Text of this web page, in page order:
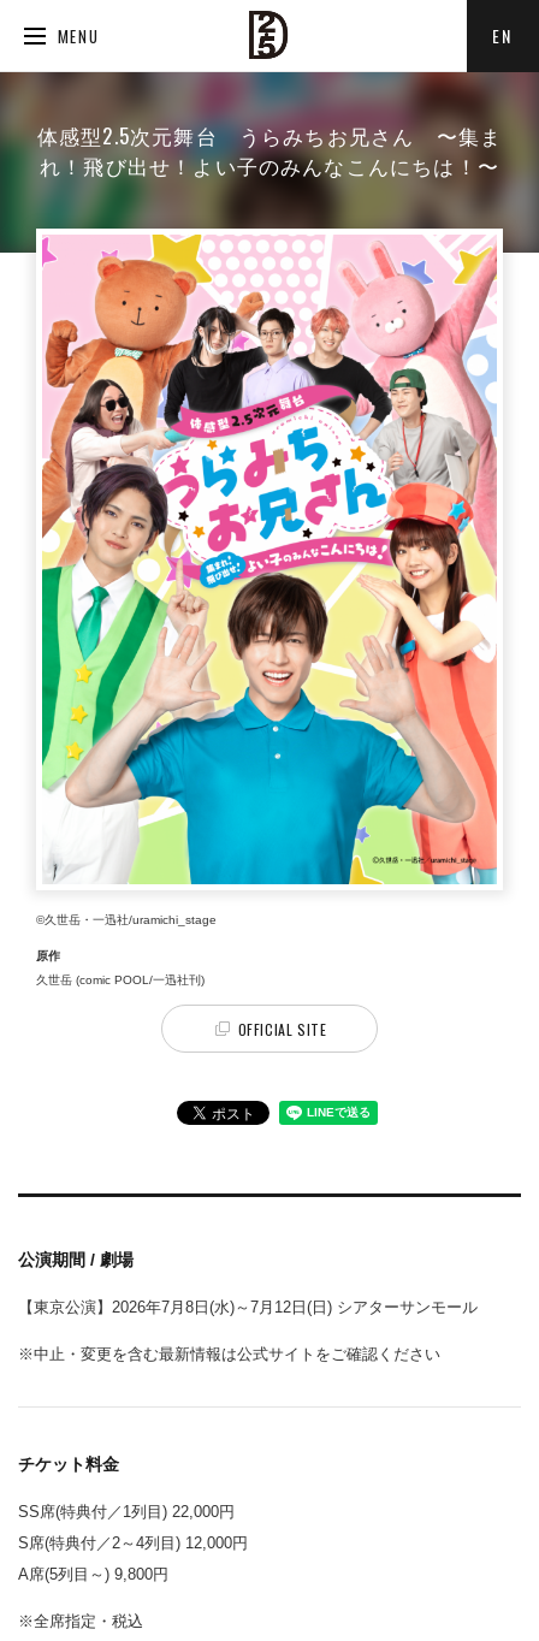
MENU EN
体感型2.5次元舞台 うらみちお兄さん 〜集ま
れ！飛び出せ！よい子のみんなこんにちは！〜
©久世岳・一迅社/uramichi_stage
原作
久世岳 (comic POOL/一迅社刊)
OFFICIAL SITE
公演期間 / 劇場
【東京公演】2026年7月8日(水)～7月12日(日) シアターサンモール
※中止・変更を含む最新情報は公式サイトをご確認ください
チケット料金
SS席(特典付／1列目) 22,000円
S席(特典付／2～4列目) 12,000円
A席(5列目～) 9,800円
※全席指定・税込